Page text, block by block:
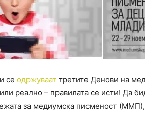
се одржуваат третите Денови на
реално – правилата се исти! Да
за медиумска писменост (ММП),